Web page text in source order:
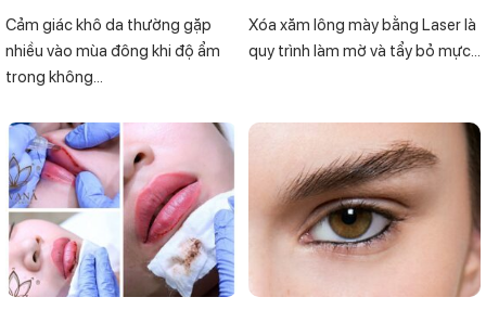
Cảm giác khô da thường gặp
nhiều vào mùa đông khi độ ẩm
trong không...
Xóa xăm lông mày bằng Laser là
quy trình làm mờ và tẩy bỏ mực...